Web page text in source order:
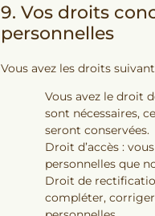
9. Vos droits
personnelles
Vous avez les droits
Vous avez le droit
sont nécessaires,
seront conservées.
Droit d’accès :
personnelles que
Droit de
compléter,